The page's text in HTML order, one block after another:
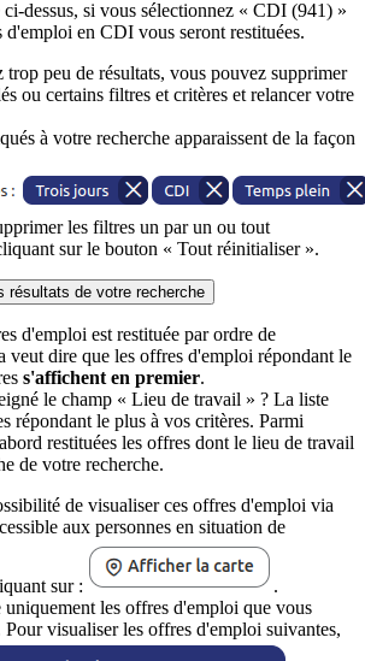
dessus, si vous sélectionnez « CDI (941) »
d'emploi en CDI vous seront restituées.
trop peu de résultats, vous pouvez supprimer
ou certains filtres et critères et relancer votre
à votre recherche apparaissent de la façon
les filtres un par un ou tout
sur le bouton « Tout réinitialiser ».
résultats de votre recherche
d'emploi est restituée par ordre de
veut dire que les offres d'emploi répondant le
s'affichent en premier.
le champ « Lieu de travail » ? La liste
répondant le plus à vos critères. Parmi
restituées les offres dont le lieu de travail
de votre recherche.
de visualiser ces offres d'emploi via
aux personnes en situation de
sur :
.
les offres d'emploi que vous
visualiser les offres d'emploi suivantes,